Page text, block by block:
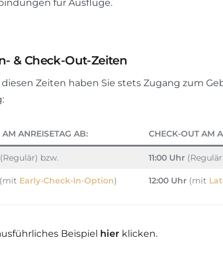
für Ausflüge.
& Check-Out-Zeiten
Zeiten haben Sie stets Zugang zum
ANREISETAG AB: CHECK-OUT AM
(Regulär) bzw. 11:00 Uhr
(mit Early-Check-In-Option) 12:00 Uhr (mit
Beispiel hier klicken.